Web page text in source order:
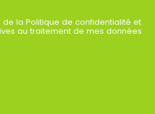
la Politique de confidentialité et
au traitement de mes données